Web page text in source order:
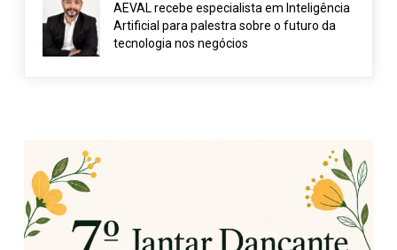
AEVAL recebe especialista em Inteligência
Artificial para palestra sobre o futuro da
tecnologia nos negócios